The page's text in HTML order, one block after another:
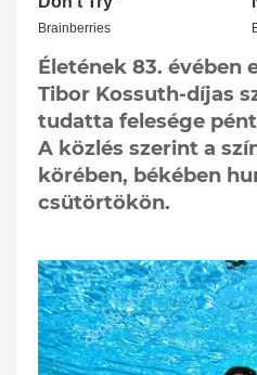
Életének 83. évében
Tibor Kossuth-díjas
tudatta felesége
A közlés szerint a
körében, békében
csütörtökön.